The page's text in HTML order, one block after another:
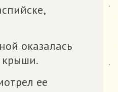
оказалась
крыши.
ее
˙
˙